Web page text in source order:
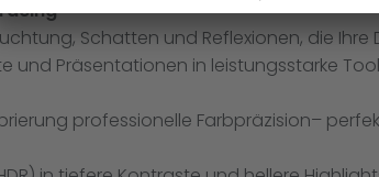
Schatten und Reflexionen, die
und Präsentationen in leistungsstarke
professionelle Farbpräzision–